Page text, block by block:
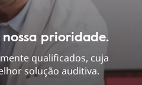
prioridade.
qualificados, cuja
solução auditiva.